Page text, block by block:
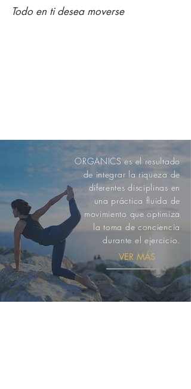
Todo en ti desea moverse
ORGANICS es el resultado
de integrar la riqueza de
diferentes disciplinas en
una práctica fluida de
movimiento que optimiza
la toma de conciencia
durante el ejercicio.
VER MÁS